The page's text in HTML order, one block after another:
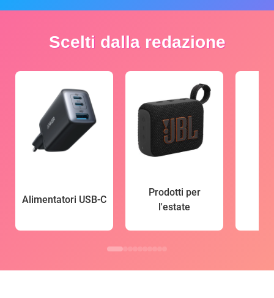
Scelti dalla redazione
Alimentatori USB-C
Prodotti per
l'estate